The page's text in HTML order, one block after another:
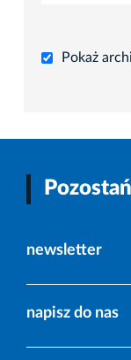
Pokaż
newsletter
napisz do nas